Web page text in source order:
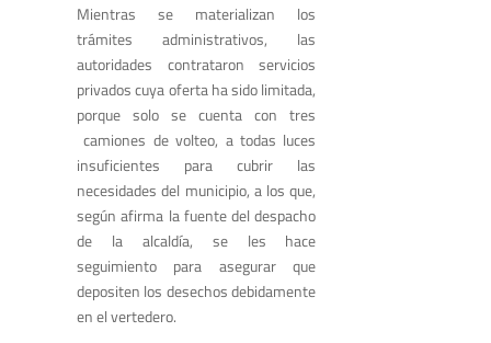
Mientras se materializan los
trámites administrativos, las
autoridades contrataron servicios
privados cuya oferta ha sido limitada,
porque solo se cuenta con tres
camiones de volteo, a todas luces
insuficientes para cubrir las
necesidades del municipio, a los que,
según afirma la fuente del despacho
de la alcaldía, se les hace
seguimiento para asegurar que
depositen los desechos debidamente
en el vertedero.